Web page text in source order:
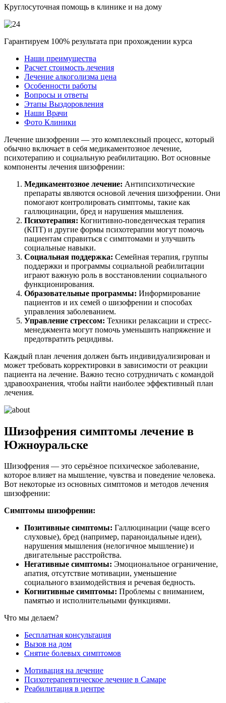
Круглосуточная помощь в клинике и на дому
Гарантируем 100% результата при прохождении курса
Наши преимущества
Расчет стоимость лечения
Лечение алкоголизма цена
Особенности работы
Вопросы и ответы
Этапы Выздоровления
Наши Врачи
Фото Клиники
Лечение шизофрении — это комплексный процесс, который
обычно включает в себя медикаментозное лечение,
психотерапию и социальную реабилитацию. Вот основные
компоненты лечения шизофрении:
Медикаментозное лечение: Антипсихотические
препараты являются основой лечения шизофрении. Они
помогают контролировать симптомы, такие как
галлюцинации, бред и нарушения мышления.
Психотерапия: Когнитивно-поведенческая терапия
(КПТ) и другие формы психотерапии могут помочь
пациентам справиться с симптомами и улучшить
социальные навыки.
Социальная поддержка: Семейная терапия, группы
поддержки и программы социальной реабилитации
играют важную роль в восстановлении социального
функционирования.
Образовательные программы: Информирование
пациентов и их семей о шизофрении и способах
управления заболеванием.
Управление стрессом: Техники релаксации и стресс-
менеджмента могут помочь уменьшить напряжение и
предотвратить рецидивы.
Каждый план лечения должен быть индивидуализирован и
может требовать корректировки в зависимости от реакции
пациента на лечение. Важно тесно сотрудничать с командой
здравоохранения, чтобы найти наиболее эффективный план
лечения.
Шизофрения симптомы лечение в
Южноуральске
Шизофрения — это серьёзное психическое заболевание,
которое влияет на мышление, чувства и поведение человека.
Вот некоторые из основных симптомов и методов лечения
шизофрении:
Симптомы шизофрении:
Позитивные симптомы: Галлюцинации (чаще всего
слуховые), бред (например, параноидальные идеи),
нарушения мышления (нелогичное мышление) и
двигательные расстройства.
Негативные симптомы: Эмоциональное ограничение,
апатия, отсутствие мотивации, уменьшение
социального взаимодействия и речевая бедность.
Когнитивные симптомы: Проблемы с вниманием,
памятью и исполнительными функциями.
Что мы делаем?
Бесплатная консультация
Вызов на дом
Снятие болевых симптомов
Мотивация на лечение
Психотерапевтическое лечение в Самаре
Реабилитация в центре